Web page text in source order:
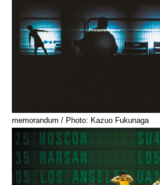
memorandum / Photo: Kazuo Fukunaga